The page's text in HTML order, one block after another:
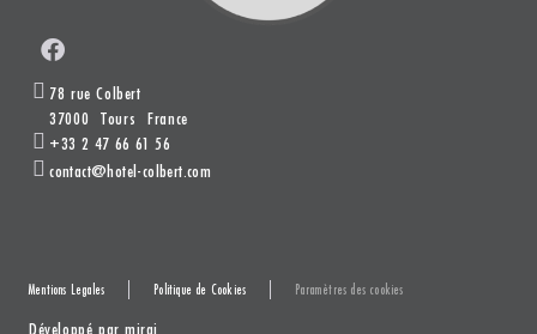
78 rue Colbert
37000 Tours France
+33 2 47 66 61 56
contact@hotel-colbert.com
Mentions Legales Politique de Cookies Paramètres des cookies
Développé parmirai